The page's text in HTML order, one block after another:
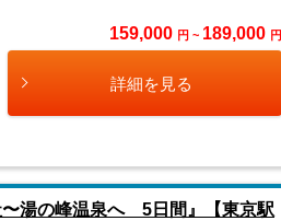
159,000 円 ~ 189,000 円
詳細を見る
湯の峰温泉へ 5日間』【東京駅